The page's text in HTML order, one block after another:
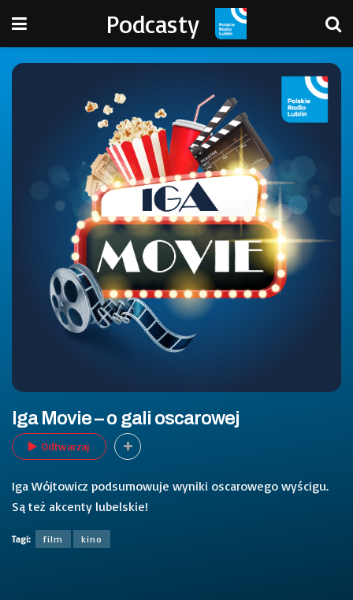
Podcasty
Iga Movie – o gali oscarowej
Odtwarzaj
Iga Wójtowicz podsumowuje wyniki oscarowego wyścigu.
Są też akcenty lubelskie!
Tagi: film kino